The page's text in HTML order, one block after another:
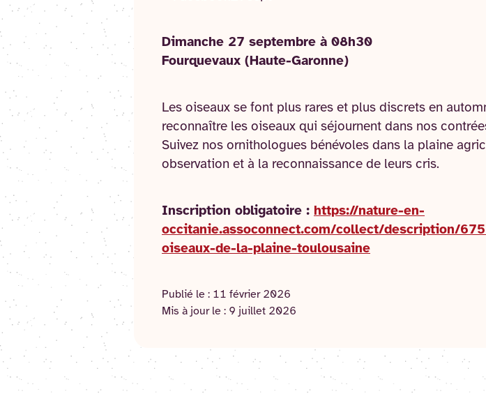
Dimanche 27 septembre à 08h30
Fourquevaux (Haute-Garonne)
Les oiseaux se font plus rares et plus discrets en
reconnaître les oiseaux qui séjournent dans nos
Suivez nos ornithologues bénévoles dans la plaine
observation et à la reconnaissance de leurs cris.
Inscription obligatoire : https://nature-en-
occitanie.assoconnect.com/collect/description/
oiseaux-de-la-plaine-toulousaine
Publié le : 11 février 2026
Mis à jour le : 9 juillet 2026